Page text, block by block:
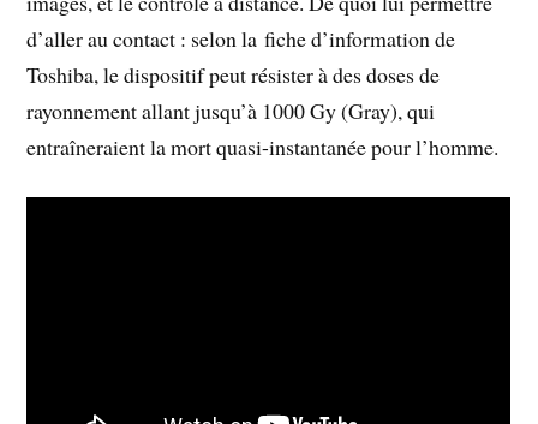
d’aller au contact : selon la fiche d’information de
Toshiba, le dispositif peut résister à des doses de
rayonnement allant jusqu’à 1000 Gy (Gray), qui
entraîneraient la mort quasi-instantanée pour l’homme.